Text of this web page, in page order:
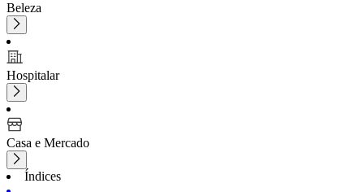
Beleza
Hospitalar
Casa e Mercado
Índices